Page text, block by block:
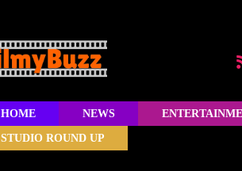
HOME NEWS
STUDIO ROUND UP